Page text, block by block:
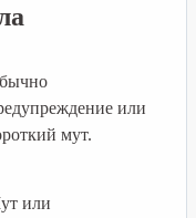
или
мут.
или